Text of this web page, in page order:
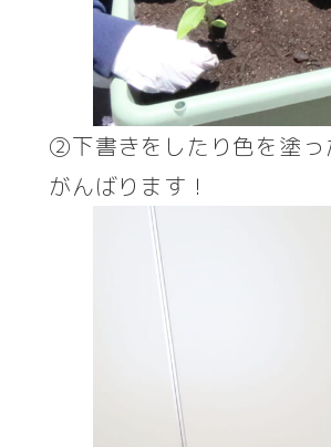
②下書きをしたり色を塗っ
がんばります！